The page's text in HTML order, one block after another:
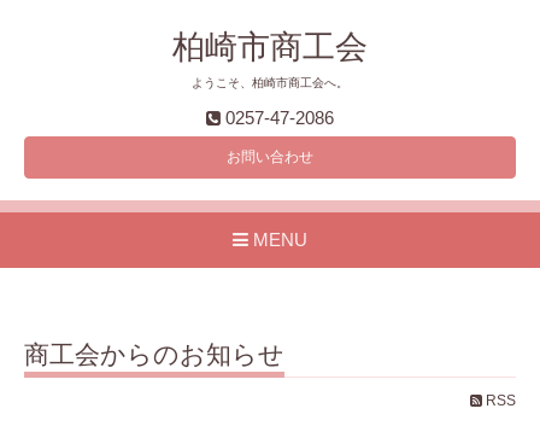
柏崎市商工会
ようこそ、柏崎市商工会へ。
0257-47-2086
お問い合わせ
MENU
商工会からのお知らせ
RSS